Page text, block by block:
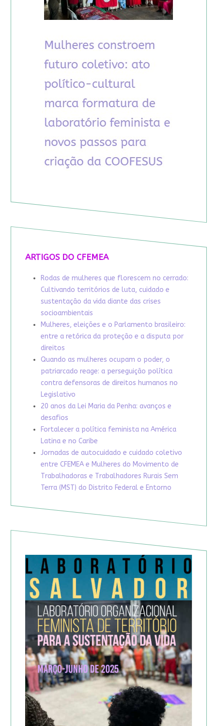
ARTIGOS DO CFEMEA
Rodas de mulheres que florescem no cerrado:
Cultivando territórios de luta, cuidado e
sustentação da vida diante das crises
socioambientais
Mulheres, eleições e o Parlamento brasileiro:
entre a retórica da proteção e a disputa por
direitos
Quando as mulheres ocupam o poder, o
patriarcado reage: a perseguição política
contra defensoras de direitos humanos no
Legislativo
20 anos da Lei Maria da Penha: avanços e
desafios
Fortalecer a política feminista na América
Latina e no Caribe
Jornadas de autocuidado e cuidado coletivo
entre CFEMEA e Mulheres do Movimento de
Trabalhadoras e Trabalhadores Rurais Sem
Terra (MST) do Distrito Federal e Entorno